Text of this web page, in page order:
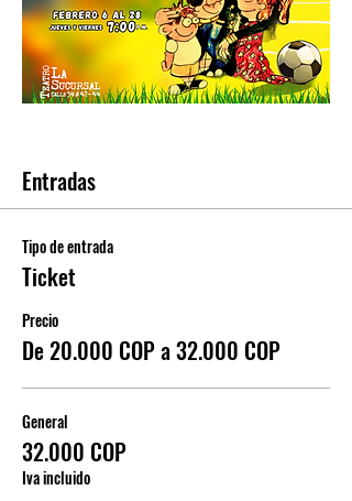
Entradas
Tipo de entrada
Ticket
Precio
De 20.000 COP a 32.000 COP
General
32.000 COP
Iva incluido